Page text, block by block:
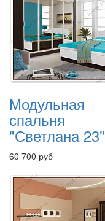
Модульная
спальня
"Светлана 23"
60 700 руб